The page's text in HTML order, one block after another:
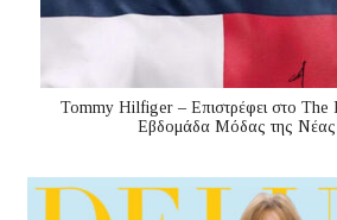
Tommy Hilfiger – Επιστρέφει στο The
Εβδομάδα Μόδας της